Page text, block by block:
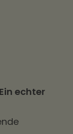
echter